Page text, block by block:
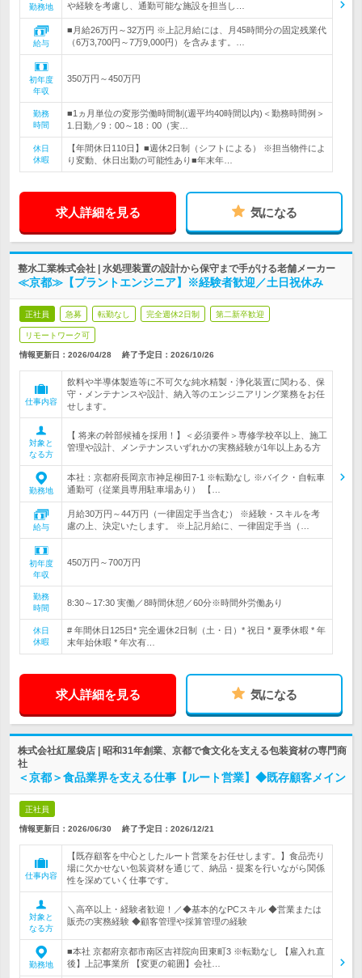
勤務地
や経験を考慮し、通勤可能な施設を担当し…
給与
■月給26万円～32万円 ※上記月給には、月45時間分の固定残業代
（6万3,700円～7万9,000円）を含みます。…
初年度
年収
350万円～450万円
勤務
時間
■1ヵ月単位の変形労働時間制(週平均40時間以内)＜勤務時間例＞
1.日勤／9：00～18：00（実…
休日
休暇
【年間休日110日】■週休2日制（シフトによる） ※担当物件によ
り変動、休日出勤の可能性あり■年末年…
求人詳細を見る 気になる
整水工業株式会社 | 水処理装置の設計から保守まで手がける老舗メーカー
≪京都≫【プラントエンジニア】※経験者歓迎／土日祝休み
正社員 急募 転勤なし 完全週休2日制 第二新卒歓迎
リモートワーク可
情報更新日：2026/04/28 終了予定日： 2026/10/26
仕事内容
飲料や半導体製造等に不可欠な純水精製・浄化装置に関わる、保
守・メンテナンスや設計、納入等のエンジニアリング業務をお任
せします。
対象と
なる方
【 将来の幹部候補を採用！】＜必須要件＞専修学校卒以上、施工
管理や設計、メンテナンスいずれかの実務経験が1年以上ある方
勤務地
本社：京都府長岡京市神足柳田7-1 ※転勤なし ※バイク・自転車
通勤可（従業員専用駐車場あり） 【…
給与
月給30万円～44万円（一律固定手当含む） ※経験・スキルを考
慮の上、決定いたします。 ※上記月給に、一律固定手当（…
初年度
年収
450万円～700万円
勤務
時間
8:30～17:30 実働／8時間休憩／60分※時間外労働あり
休日
休暇
# 年間休日125日* 完全週休2日制（土・日）* 祝日 * 夏季休暇 * 年
末年始休暇 * 年次有…
求人詳細を見る 気になる
株式会社紅屋袋店 | 昭和31年創業、京都で食文化を支える包装資材の専門商
社
＜京都＞食品業界を支える仕事【ルート営業】◆既存顧客メイン
正社員
情報更新日：2026/06/30 終了予定日： 2026/12/21
仕事内容
【既存顧客を中心としたルート営業をお任せします。】食品売り
場に欠かせない包装資材を通じて、納品・提案を行いながら関係
性を深めていく仕事です。
対象と
なる方
＼高卒以上・経験者歓迎！／◆基本的なPCスキル ◆営業または
販売の実務経験 ◆顧客管理や採算管理の経験
勤務地
■本社 京都府京都市南区吉祥院向田東町3 ※転勤なし 【雇入れ直
後】上記事業所 【変更の範囲】会社…